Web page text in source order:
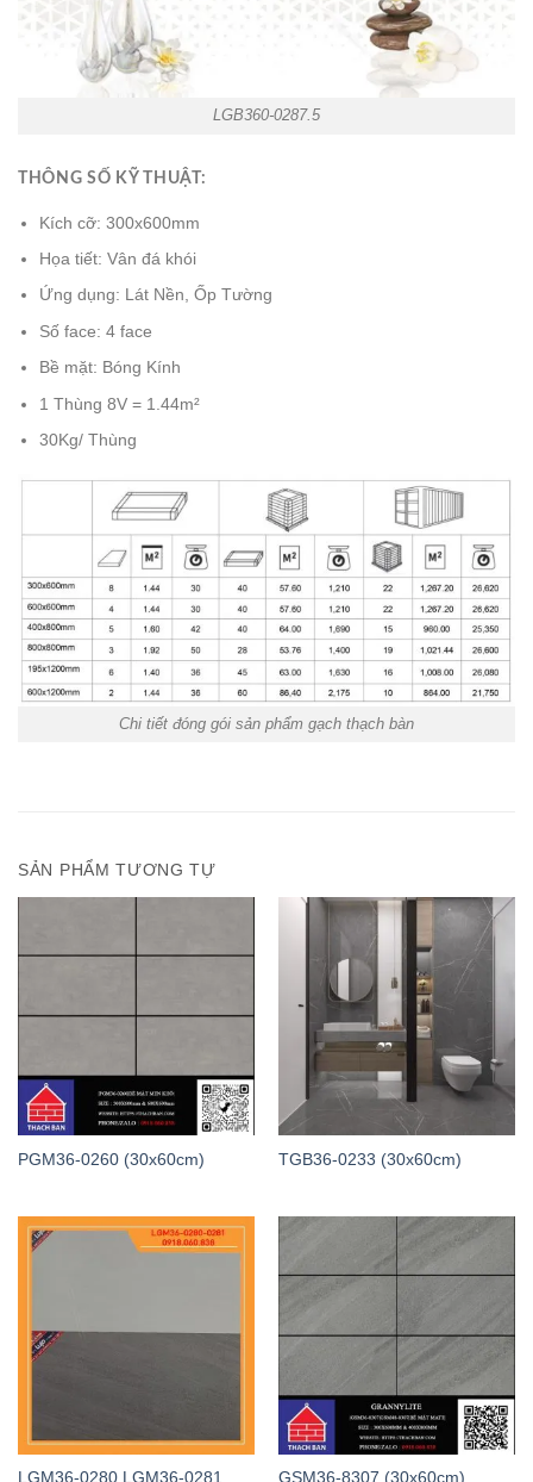
LGB360-0287.5
THÔNG SỐ KỸ THUẬT:
Kích cỡ: 300x600mm
Họa tiết: Vân đá khói
Ứng dụng: Lát Nền, Ốp Tường
Số face: 4 face
Bề mặt: Bóng Kính
1 Thùng 8V = 1.44m²
30Kg/ Thùng
Chi tiết đóng gói sản phẩm gạch thạch bàn
SẢN PHẨM TƯƠNG TỰ
PGM36-0260 (30x60cm) TGB36-0233 (30x60cm)
LGM36-0280 LGM36-0281 GSM36-8307 (30x60cm)